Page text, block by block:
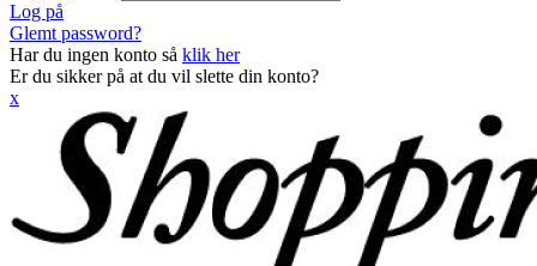
Log på
Glemt password?
Har du ingen konto så klik her
Er du sikker på at du vil slette din konto?
x